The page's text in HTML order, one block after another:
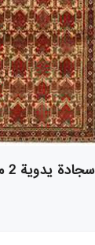
سجادة يدوية 2 مترو نصف